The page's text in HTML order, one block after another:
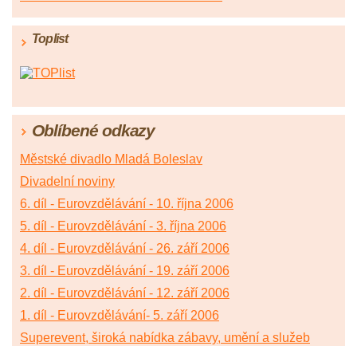
Toplist
Oblíbené odkazy
Městské divadlo Mladá Boleslav
Divadelní noviny
6. díl - Eurovzdělávání - 10. října 2006
5. díl - Eurovzdělávání - 3. října 2006
4. díl - Eurovzdělávání - 26. září 2006
3. díl - Eurovzdělávání - 19. září 2006
2. díl - Eurovzdělávání - 12. září 2006
1. díl - Eurovzdělávání- 5. září 2006
Superevent, široká nabídka zábavy, umění a služeb